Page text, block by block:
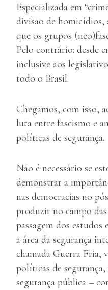
Especializada em
divisão de homicídios,
que os grupos
Pelo contrário: desde
inclusive aos
todo o Brasil.
Chegamos, com isso,
luta entre fascismo e
políticas de segurança.
Não é necessário se
demonstrar a
nas democracias no
produzir no campo
passagem dos
a área da segurança
chamada Guerra Fria,
políticas de
segurança pública –